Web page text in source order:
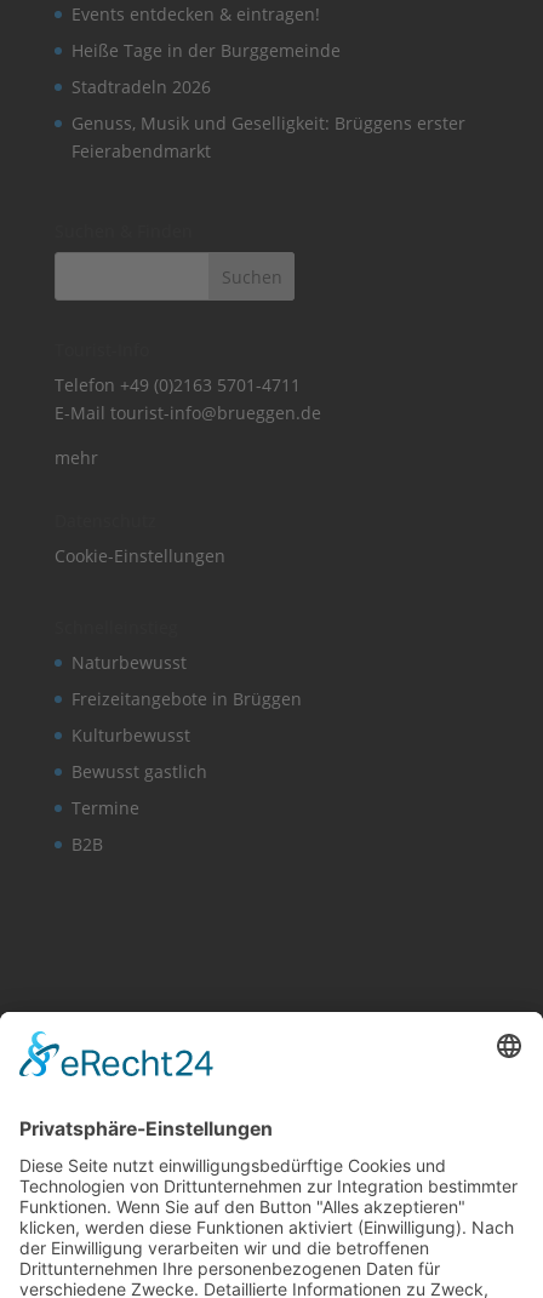
Events entdecken & eintragen!
Heiße Tage in der Burggemeinde
Stadtradeln 2026
Genuss, Musik und Geselligkeit: Brüggens erster
Feierabendmarkt
Telefon +49 (0)2163 5701-4711
E-Mail tourist-info@brueggen.de
mehr
Cookie-Einstellungen
Naturbewusst
Freizeitangebote in Brüggen
Kulturbewusst
Bewusst gastlich
Termine
B2B